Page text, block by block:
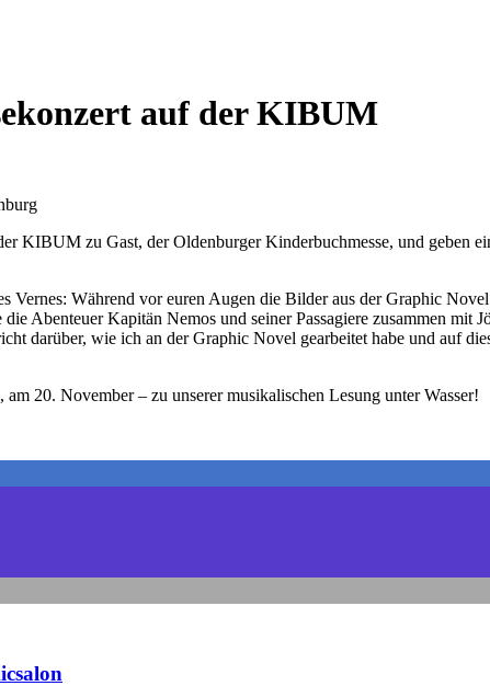
auf der KIBUM
KIBUM zu Gast, der Oldenburger Kinderbuchmesse, und geben
Vernes: Während vor euren Augen die Bilder aus der Graphic
Abenteuer Kapitän Nemos und seiner Passagiere zusammen
darüber, wie ich an der Graphic Novel gearbeitet habe und auf
20. November – zu unserer musikalischen Lesung unter Wasser!